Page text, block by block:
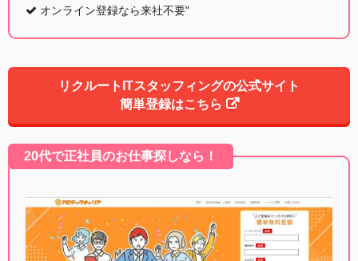
オンライン登録なら来社不要"
リクルートITスタッフィングの公式サイト
簡単登録はこちら
20代で正社員のお仕事探しなら！